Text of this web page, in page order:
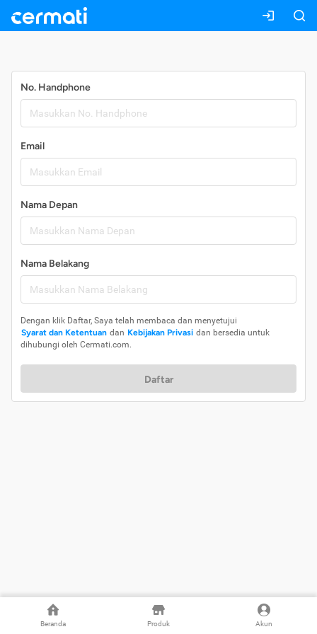
Beranda Produk Akun
No. Handphone
Email
Nama Depan
Nama Belakang
Dengan klik Daftar, Saya telah membaca dan menyetujui
Syarat dan Ketentuan dan Kebijakan Privasi dan bersedia untuk
dihubungi oleh Cermati.com.
Daftar